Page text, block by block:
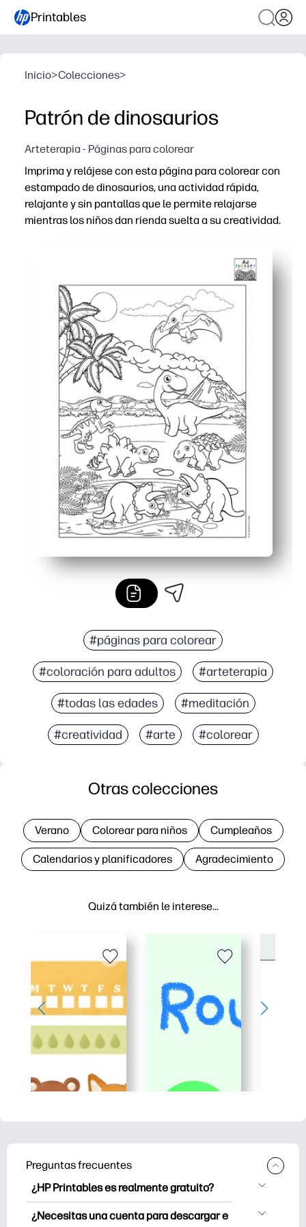
Printables
Inicio>Colecciones>
Patrón de dinosaurios
Arteterapia - Páginas para colorear
Imprima y relájese con esta página para colorear con
estampado de dinosaurios, una actividad rápida,
relajante y sin pantallas que le permite relajarse
mientras los niños dan rienda suelta a su creatividad.
Los diseños de dinosaurios mantienen a los niños
Desarrolla la motricidad fina, la concentración y la
Versátil: perfecto para rincones tranquilos, días de
#páginas para colorear
#coloración para adultos #arteterapia
#todas las edades #meditación
#creatividad #arte #colorear
Quizá también le interese…
Otras colecciones
Verano Colorear para niños Cumpleaños
Calendarios y planificadores Agradecimiento
Preguntas frecuentes
¿HP Printables es realmente gratuito?
HP Printables ofrece más de 2500
¿Necesitas una cuenta para descargar e